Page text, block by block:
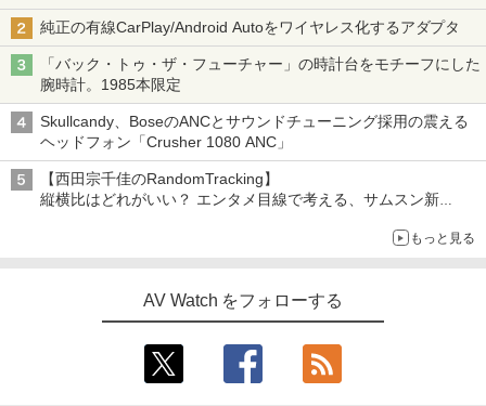
純正の有線CarPlay/Android Autoをワイヤレス化するアダプタ
「バック・トゥ・ザ・フューチャー」の時計台をモチーフにした
腕時計。1985本限定
Skullcandy、BoseのANCとサウンドチューニング採用の震える
ヘッドフォン「Crusher 1080 ANC」
【西田宗千佳のRandomTracking】
縦横比はどれがいい？ エンタメ目線で考える、サムスン新
もっと見る
AV Watch をフォローする